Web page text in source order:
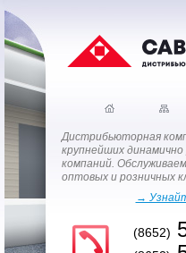
Дистрибьюторная
крупнейших
компаний.
оптовых и розничных
→
(8652)